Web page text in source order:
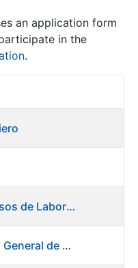
an application form
in the
.
Item
Técnico de Análisis y Procesos de Laboratorio
BE 04/24 - Bolsa de Trabajo General de Producción. Fábrica de Papel